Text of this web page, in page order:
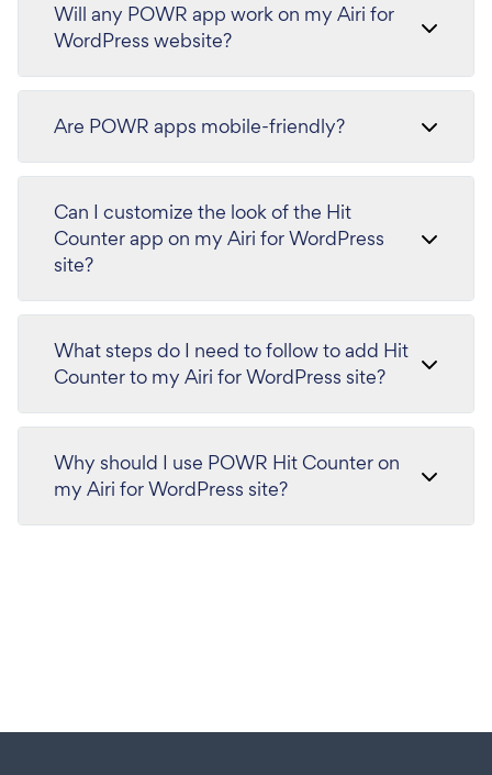
Will any POWR app work on my Airi for
WordPress website?
Are POWR apps mobile-friendly?
Can I customize the look of the Hit
Counter app on my Airi for WordPress
site?
What steps do I need to follow to add Hit
Counter to my Airi for WordPress site?
Why should I use POWR Hit Counter on
my Airi for WordPress site?